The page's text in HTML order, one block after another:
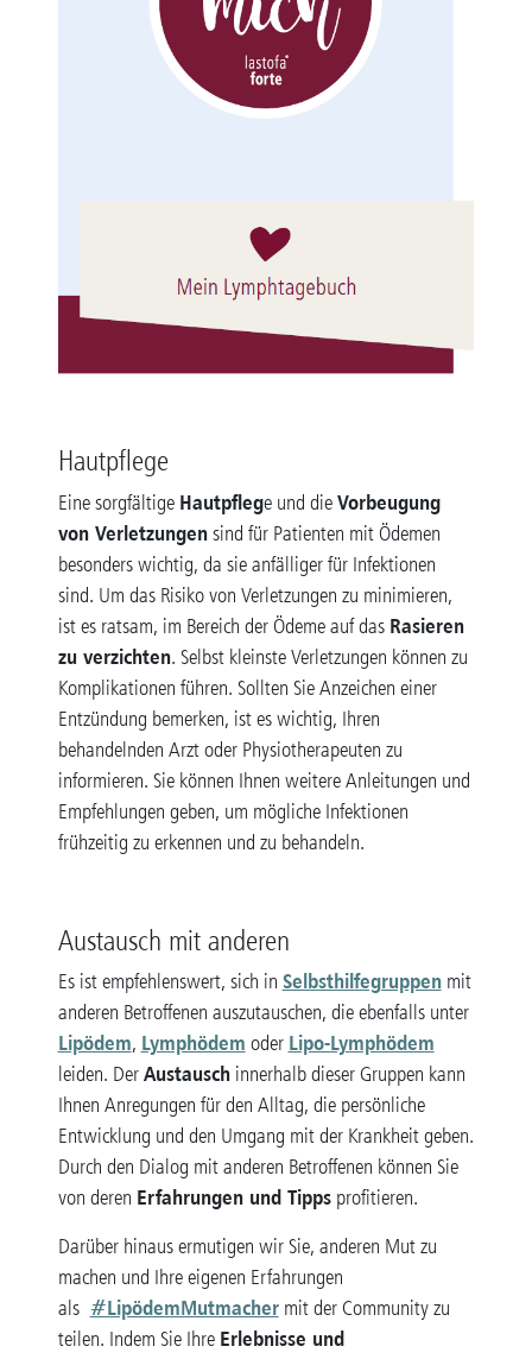
Hautpflege
Eine sorgfältige Hautpflege und dieVorbeugung
von Verletzungensind für Patienten mit Ödemen
besonders wichtig, da sie anfälliger für Infektionen
sind. Um das Risiko von Verletzungen zu minimieren,
ist es ratsam, im Bereich der Ödeme auf das Rasieren
zu verzichten. Selbst kleinste Verletzungen können zu
Komplikationen führen. Sollten Sie Anzeichen einer
Entzündung bemerken, ist es wichtig, Ihren
behandelnden Arzt oder Physiotherapeuten zu
informieren. Sie können Ihnen weitere Anleitungen und
Empfehlungen geben, um mögliche Infektionen
frühzeitig zu erkennen und zu behandeln.
Austausch mit anderen
Es ist empfehlenswert, sich in Selbsthilfegruppenmit
anderen Betroffenen auszutauschen, die ebenfalls unter
Lipödem, Lymphödem oder Lipo-Lymphödem
leiden. DerAustauschinnerhalb dieser Gruppen kann
Ihnen Anregungen für den Alltag, die persönliche
Entwicklung und den Umgang mit der Krankheit geben.
Durch den Dialog mit anderen Betroffenen können Sie
von deren Erfahrungen und Tippsprofitieren.
Darüber hinaus ermutigen wir Sie, anderen Mut zu
machen und Ihre eigenen Erfahrungen
als #LipödemMutmachermit der Community zu
teilen. Indem Sie Ihre Erlebnisse und